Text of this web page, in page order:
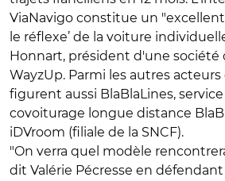
ViaNavigo constitue un "excellent
le réflexe’ de la voiture
Honnart, président d'une société
WayzUp. Parmi les autres
figurent aussi BlaBlaLines,
covoiturage longue distance
iDVroom (filiale de la SNCF).
"On verra quel modèle
dit Valérie Pécresse en